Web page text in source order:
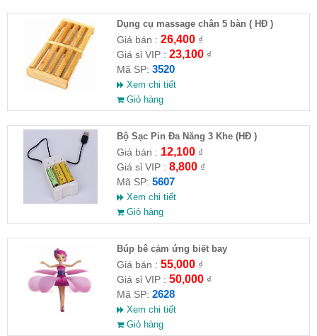
Dụng cụ massage chân 5 bàn ( HĐ )
Giá bán : 26,400₫
Giá sỉ VIP : 23,100₫
Mã SP: 3520
Xem chi tiết
Giỏ hàng
Bộ Sạc Pin Đa Năng 3 Khe (HĐ )
Giá bán : 12,100₫
Giá sỉ VIP : 8,800₫
Mã SP: 5607
Xem chi tiết
Giỏ hàng
​Búp bê cảm ứng biết bay
Giá bán : 55,000₫
Giá sỉ VIP : 50,000₫
Mã SP: 2628
Xem chi tiết
Giỏ hàng